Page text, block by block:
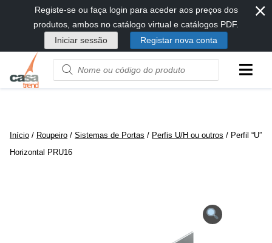
diretamente
conteúdo
Registe-se ou faça login para aceder aos preços dos
produtos, ambos no catálogo virtual e catálogos PDF.
Iniciar sessão
Registar nova conta
⨯
Product
name
Início / Roupeiro / Sistemas de Portas / Perfis U/H ou outros / Perfil “U”
Horizontal PRU16